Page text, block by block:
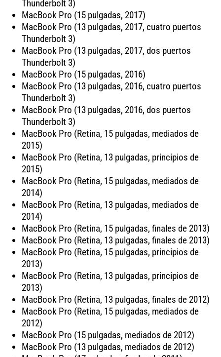
Thunderbolt 3)
MacBook Pro (15 pulgadas, 2017)
MacBook Pro (13 pulgadas, 2017, cuatro puertos
Thunderbolt 3)
MacBook Pro (13 pulgadas, 2017, dos puertos
Thunderbolt 3)
MacBook Pro (15 pulgadas, 2016)
MacBook Pro (13 pulgadas, 2016, cuatro puertos
Thunderbolt 3)
MacBook Pro (13 pulgadas, 2016, dos puertos
Thunderbolt 3)
MacBook Pro (Retina, 15 pulgadas, mediados de
2015)
MacBook Pro (Retina, 13 pulgadas, principios de
2015)
MacBook Pro (Retina, 15 pulgadas, mediados de
2014)
MacBook Pro (Retina, 13 pulgadas, mediados de
2014)
MacBook Pro (Retina, 15 pulgadas, finales de 2013)
MacBook Pro (Retina, 13 pulgadas, finales de 2013)
MacBook Pro (Retina, 15 pulgadas, principios de
2013)
MacBook Pro (Retina, 13 pulgadas, principios de
2013)
MacBook Pro (Retina, 13 pulgadas, finales de 2012)
MacBook Pro (Retina, 15 pulgadas, mediados de
2012)
MacBook Pro (15 pulgadas, mediados de 2012)
MacBook Pro (13 pulgadas, mediados de 2012)